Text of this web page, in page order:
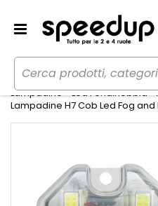
Home Auto
Lampadine - Led Fendinebbia
Lampadine H7 Cob Led Fog and